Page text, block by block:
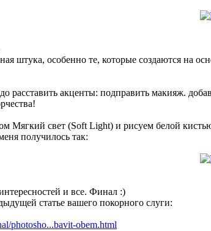
штука, особенно те, которые создаются на
расставить акценты: подправить макияж.
Мягкий свет (Soft Light) и рисуем белой
получилось так:
и все. Финал :)
статье вашего покорного слуги:
photosho...bavit-obem.html